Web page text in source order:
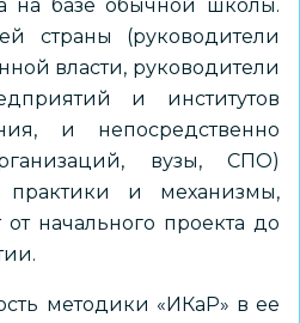
на базе обычной школы.
страны (руководители
власти, руководители
и институтов
и непосредственно
вузы, СПО)
и механизмы,
начального проекта до
методики «ИКаР» в ее